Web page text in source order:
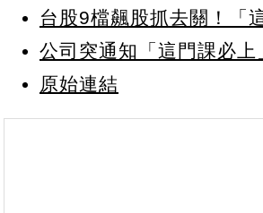
台股9檔飆股抓去關！
公司突通知「這門課必
原始連結